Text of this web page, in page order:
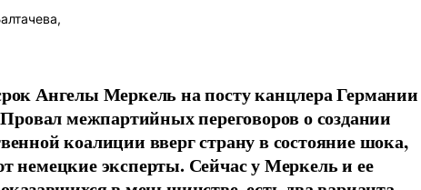
Ангелы Меркель на посту канцлера Германии
Провал межпартийных переговоров о создании
коалиции вверг страну в состояние шока,
немецкие эксперты. Сейчас у Меркель и ее